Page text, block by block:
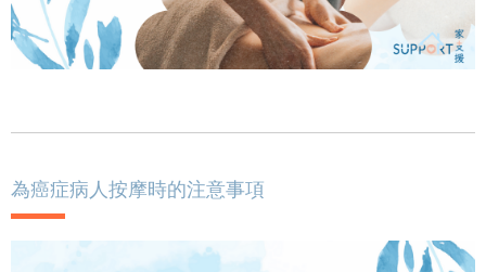
為癌症病人按摩時的注意事項